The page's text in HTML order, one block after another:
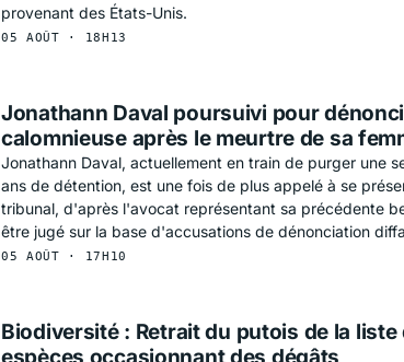
provenant des États-Unis.
05 AOÛT · 18H13
Jonathann Daval poursuivi pour
calomnieuse après le meurtre de sa
Jonathann Daval, actuellement en train de purger une
ans de détention, est une fois de plus appelé à se
tribunal, d'après l'avocat représentant sa précédente
être jugé sur la base d'accusations de dénonciation
05 AOÛT · 17H10
Biodiversité : Retrait du putois de la liste
espèces occasionnant des dégâts